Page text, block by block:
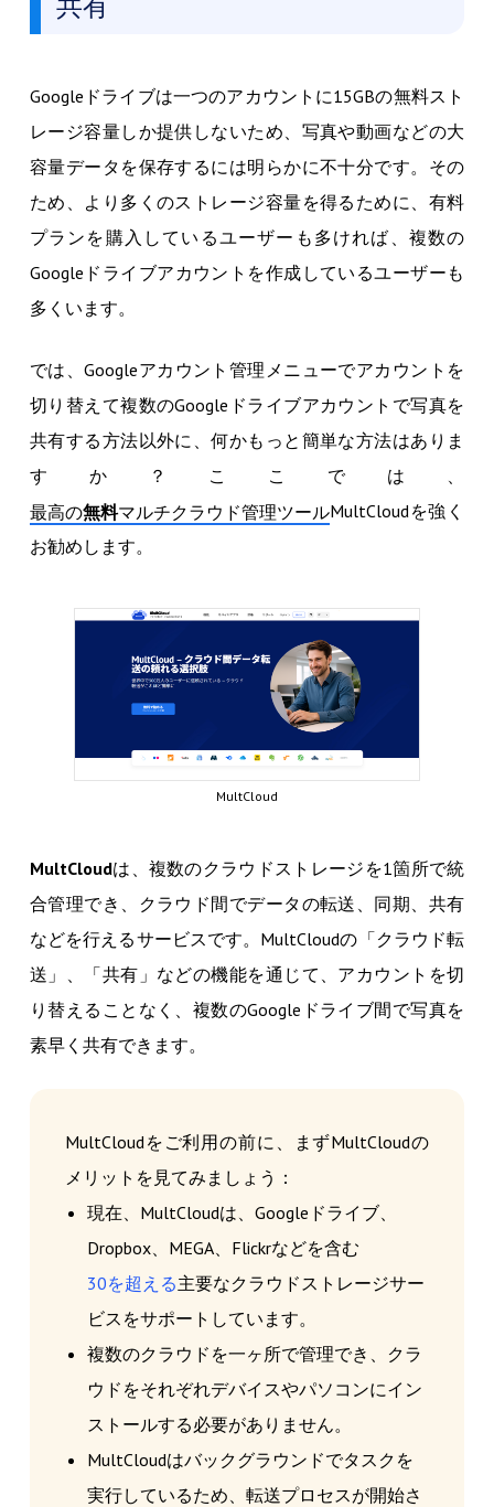
Googleドライブは一つのアカウントに15GBの無料スト
レージ容量しか提供しないため、写真や動画などの大
容量データを保存するには明らかに不十分です。その
ため、より多くのストレージ容量を得るために、有料
プランを購入しているユーザーも多ければ、複数の
Googleドライブアカウントを作成しているユーザーも
多くいます。
では、Googleアカウント管理メニューでアカウントを
切り替えて複数のGoogleドライブアカウントで写真を
共有する方法以外に、何かもっと簡単な方法はありま
すか？ここでは、
最高の無料マルチクラウド管理ツールMultCloudを強く
お勧めします。
MultCloud
MultCloudは、複数のクラウドストレージを1箇所で統
合管理でき、クラウド間でデータの転送、同期、共有
などを行えるサービスです。MultCloudの「クラウド転
送」、「共有」などの機能を通じて、アカウントを切
り替えることなく、複数のGoogleドライブ間で写真を
素早く共有できます。
MultCloudをご利用の前に、まずMultCloudの
メリットを見てみましょう：
現在、MultCloudは、Googleドライブ、
Dropbox、MEGA、Flickrなどを含む
30を超える主要なクラウドストレージサー
ビスをサポートしています。
複数のクラウドを一ヶ所で管理でき、クラ
ウドをそれぞれデバイスやパソコンにイン
ストールする必要がありません。
MultCloudはバックグラウンドでタスクを
実行しているため、転送プロセスが開始さ